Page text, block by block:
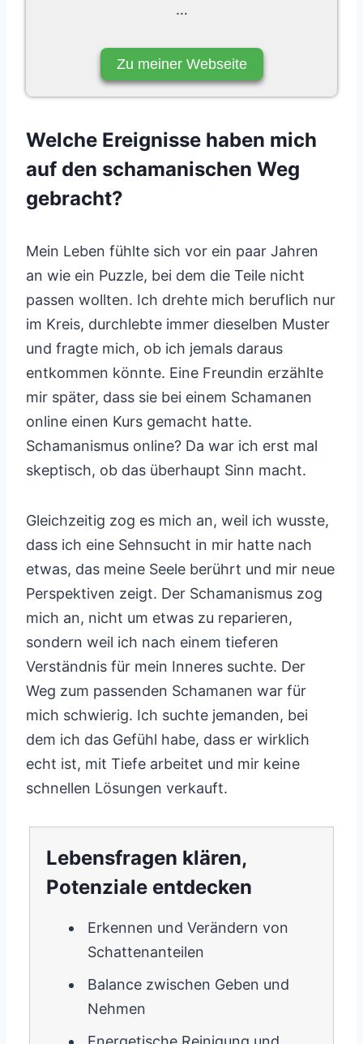
…
Zu meiner Webseite
Welche Ereignisse haben mich
auf den schamanischen Weg
gebracht?
Mein Leben fühlte sich vor ein paar Jahren
an wie ein Puzzle, bei dem die Teile nicht
passen wollten. Ich drehte mich beruflich nur
im Kreis, durchlebte immer dieselben Muster
und fragte mich, ob ich jemals daraus
entkommen könnte. Eine Freundin erzählte
mir später, dass sie bei einem Schamanen
online einen Kurs gemacht hatte.
Schamanismus online? Da war ich erst mal
skeptisch, ob das überhaupt Sinn macht.
Gleichzeitig zog es mich an, weil ich wusste,
dass ich eine Sehnsucht in mir hatte nach
etwas, das meine Seele berührt und mir neue
Perspektiven zeigt. Der Schamanismus zog
mich an, nicht um etwas zu reparieren,
sondern weil ich nach einem tieferen
Verständnis für mein Inneres suchte. Der
Weg zum passenden Schamanen war für
mich schwierig. Ich suchte jemanden, bei
dem ich das Gefühl habe, dass er wirklich
echt ist, mit Tiefe arbeitet und mir keine
schnellen Lösungen verkauft.
Lebensfragen klären,
Potenziale entdecken
Erkennen und Verändern von
Schattenanteilen
Balance zwischen Geben und
Nehmen